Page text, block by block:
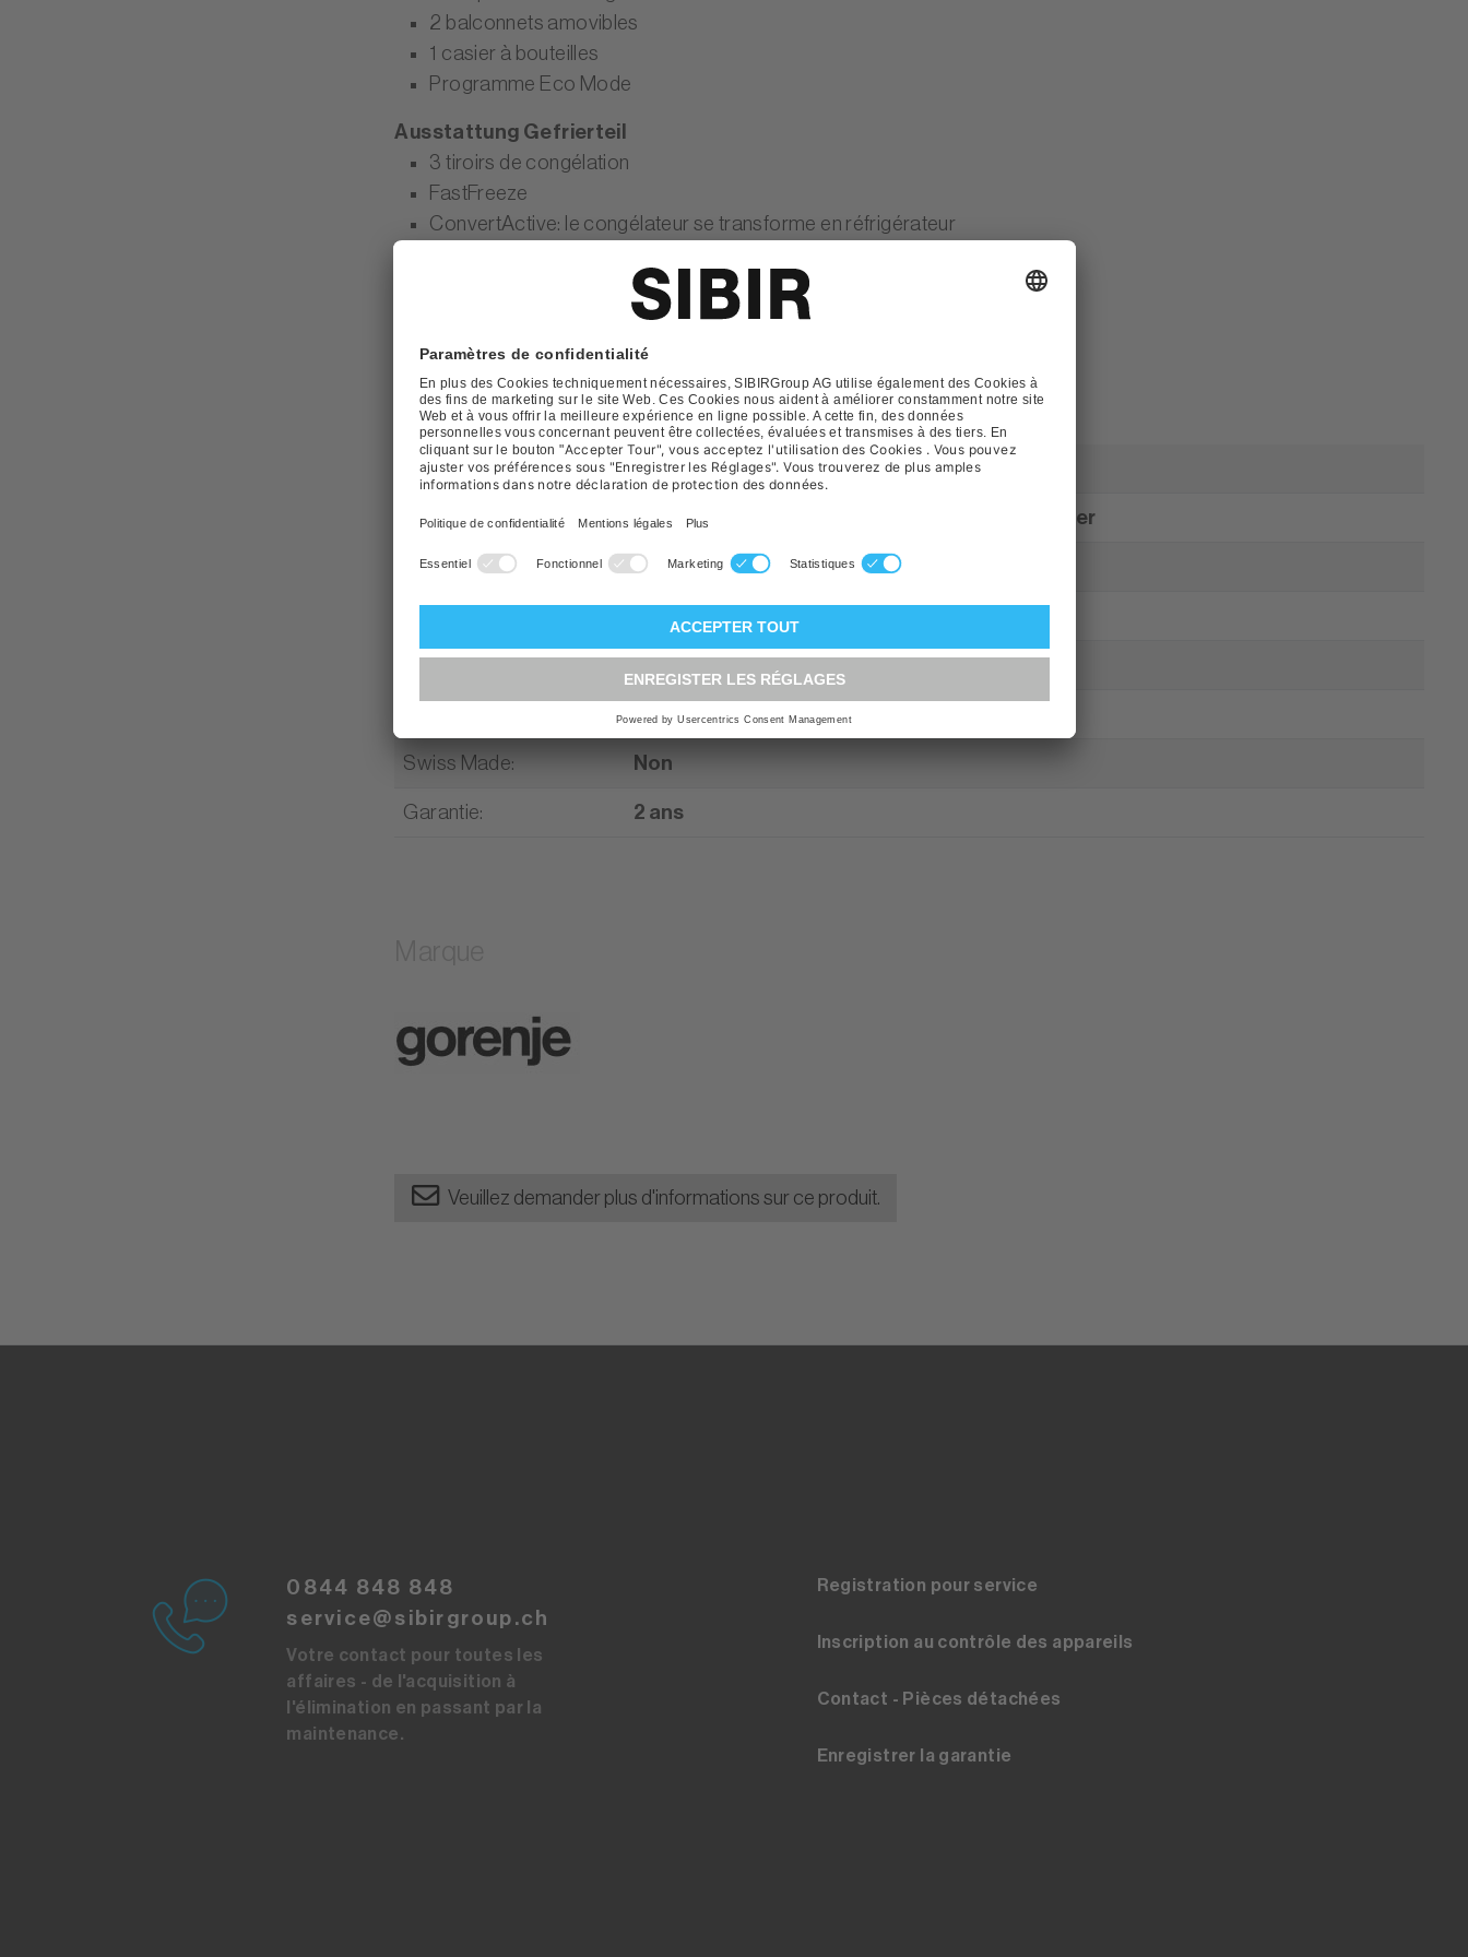
2 balconnets amovibles
1 casier à bouteilles
Programme Eco Mode
Ausstattung Gefrierteil
3 tiroirs de congélation
FastFreeze
ConvertActive: le congélateur se transforme en réfrigérateur
Appareil (H x L x P): 177.2 x 54 x 54.5 cm
Caractéristiques
Gamme de modèles: Appareil à encastrer
Type d’appareil: Réfrigérateur / congélateur combiné à encastrer
Norme largeur : 54 cm
Efficacité énergétique: Efficacité énergétique C
Blanc
Swiss Made: Non
Garantie: 2 ans
Veuillez demander plus d'informations sur ce produit.
0844 848 848
service@sibirgroup.ch
Votre contact pour toutes les
affaires - de l'acquisition à
l'élimination en passant par la
maintenance.
Registration pour service
Inscription au contrôle des appareils
Contact - Pièces détachées
Enregistrer la garantie